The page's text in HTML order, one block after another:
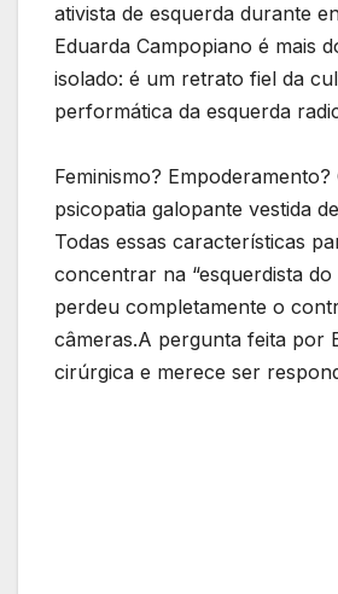
ativista de esquerda durante
Eduarda Campopiano é mais
isolado: é um retrato fiel da
performática da esquerda
Feminismo? Empoderamento?
psicopatia galopante vestida
Todas essas características
concentrar na “esquerdista do
perdeu completamente o
câmeras.A pergunta feita por
cirúrgica e merece ser